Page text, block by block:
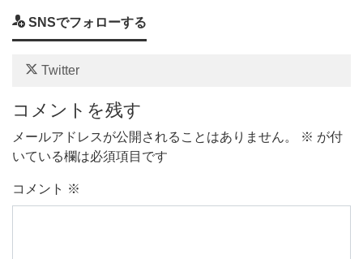
SNSでフォローする
Twitter
コメントを残す
メールアドレスが公開されることはありません。 ※ が付
いている欄は必須項目です
コメント ※